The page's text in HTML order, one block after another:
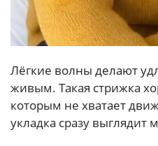
Лёгкие волны делают
живым. Такая стрижка
которым не хватает
укладка сразу выглядит